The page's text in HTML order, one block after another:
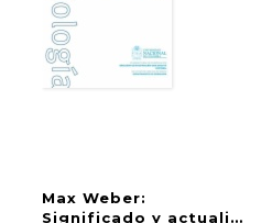
en América Latina :
Max Weber:
Significado y actualidad